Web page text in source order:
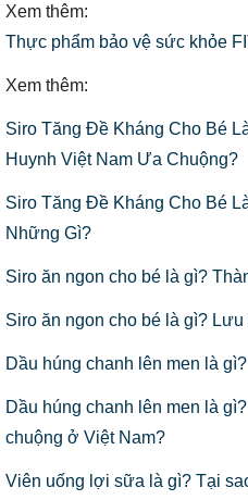
Xem thêm:
Thực phẩm bảo vệ sức khỏe
Xem thêm:
Siro Tăng Đề Kháng Cho Bé
Huynh Việt Nam Ưa Chuộng?
Siro Tăng Đề Kháng Cho Bé
Những Gì?
Siro ăn ngon cho bé là gì?
Siro ăn ngon cho bé là gì?
Dầu húng chanh lên men là
Dầu húng chanh lên men là
chuộng ở Việt Nam?
Viên uống lợi sữa là gì? Tại